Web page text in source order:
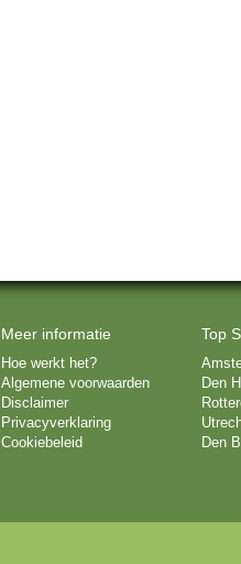
Meer informatie
Hoe werkt het?
Algemene voorwaarden
Disclaimer
Privacyverklaring
Cookiebeleid
Top
Den
Den